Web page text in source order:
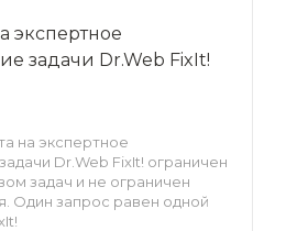
экспертное
задачи Dr.Web FixIt!
на экспертное
Dr.Web FixIt! ограничен
задач и не ограничен
Один запрос равен одной